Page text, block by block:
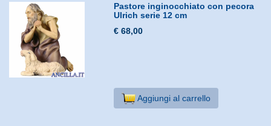
Pastore inginocchiato con pecora
Ulrich serie 12 cm
€ 68,00
Aggiungi al carrello